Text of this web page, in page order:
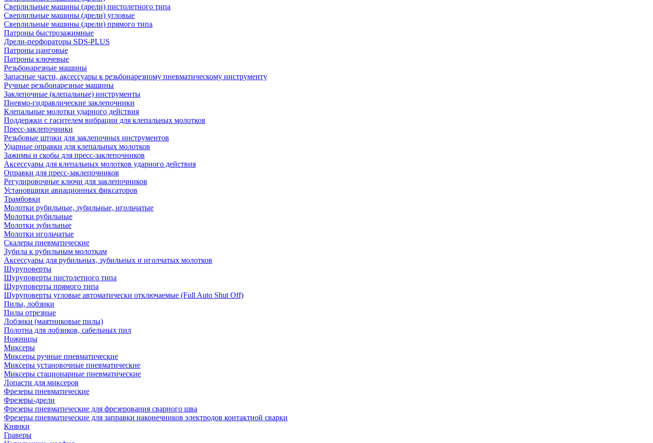
Сверлильные машины (дрели) пистолетного типа
Сверлильные машины (дрели) угловые
Сверлильные машины (дрели) прямого типа
Патроны быстрозажимные
Дрели-перфораторы SDS-PLUS
Патроны цанговые
Патроны ключевые
Резьбонарезные машины
Запасные части, аксессуары к резьбонарезному пневматическому инструменту
Ручные резьбонарезные машины
Заклепочные (клепальные) инструменты
Пневмо-гидравлические заклепочники
Клепальные молотки ударного действия
Поддержки с гасителем вибрации для клепальных молотков
Пресс-заклепочники
Резьбовые штоки для заклепочных инструментов
Ударные оправки для клепальных молотков
Зажимы и скобы для пресс-заклепочников
Аксессуары для клепальных молотков ударного действия
Оправки для пресс-заклепочников
Регулировочные ключи для заклепочников
Установщики авиационных фиксаторов
Трамбовки
Молотки рубильные, зубильные, игольчатые
Молотки рубильные
Молотки зубильные
Молотки игольчатые
Скалеры пневматические
Зубила к рубильным молоткам
Аксессуары для рубильных, зубильных и иголчатых молотков
Шуруповерты
Шуруповерты пистолетного типа
Шуруповерты прямого типа
Шуруповерты угловые автоматически отключаемые (Full Auto Shut Off)
Пилы, лобзики
Пилы отрезные
Лобзики (маятниковые пилы)
Полотна для лобзиков, сабельных пил
Ножницы
Миксеры
Миксеры ручные пневматические
Миксеры установочные пневматические
Миксеры стационарные пневматические
Лопасти для миксеров
Фрезеры пневматические
Фрезеры-дрели
Фрезеры пневматические для фрезерования сварного шва
Фрезеры пневматические для заправки наконечников электродов контактной сварки
Киянки
Граверы